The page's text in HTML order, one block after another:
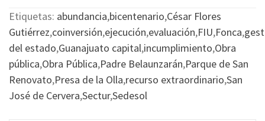
Etiquetas: abundancia,bicentenario,César Flores
Gutiérrez,coinversión,ejecución,evaluación,FIU,Fonca,
del estado,Guanajuato capital,incumplimiento,Obra
pública,Obra Pública,Padre Belaunzarán,Parque de San
Renovato,Presa de la Olla,recurso extraordinario,San
José de Cervera,Sectur,Sedesol